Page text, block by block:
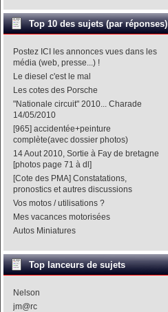
Top 10 des sujets (par réponses)
Postez ICI les annonces vues dans les
média (web, presse...) !
Le diesel c'est le mal
Les cotes des Porsche
"Nationale circuit" 2010... Charade
14/05/2010
[965] accidentée+peinture
complète(avec dossier photos)
14 Aout 2010, Sortie à Fay de bretagne
[photos page 71 à dl]
[Cote des PMA] Constatations,
pronostics et autres discussions
Vos motos / utilisations ?
Mes vacances motorisées
Autos Miniatures
Top lanceurs de sujets
Nelson
jm@rc